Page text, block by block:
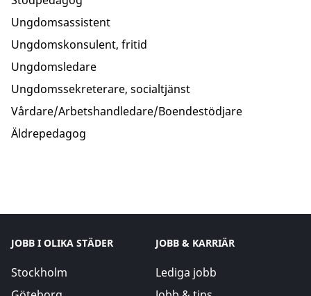
Ungdomsassistent
Ungdomskonsulent, fritid
Ungdomsledare
Ungdomssekreterare, socialtjänst
Vårdare/Arbetshandledare/Boendestödjare
Äldrepedagog
JOBB I OLIKA STÄDER
Stockholm
JOBB & KARRIÄR
Lediga jobb